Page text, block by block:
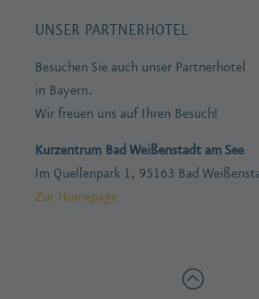
UNSER PARTNERHOTEL
Besuchen Sie auch unser Partnerhotel
in Bayern.
Wir freuen uns auf Ihren Besuch!
Kurzentrum Bad Weißenstadt am See
Im Quellenpark 1, 95163 Bad
Zur Homepage